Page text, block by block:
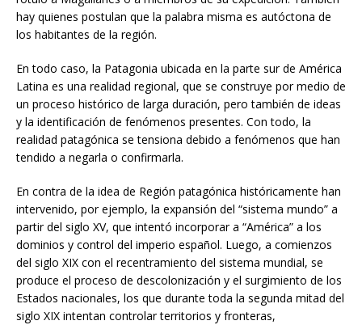
hay quienes postulan que la palabra misma es autóctona de
los habitantes de la región.
En todo caso, la Patagonia ubicada en la parte sur de América
Latina es una realidad regional, que se construye por medio de
un proceso histórico de larga duración, pero también de ideas
y la identificación de fenómenos presentes. Con todo, la
realidad patagónica se tensiona debido a fenómenos que han
tendido a negarla o confirmarla.
En contra de la idea de Región patagónica históricamente han
intervenido, por ejemplo, la expansión del “sistema mundo” a
partir del siglo XV, que intentó incorporar a “América” a los
dominios y control del imperio español. Luego, a comienzos
del siglo XIX con el recentramiento del sistema mundial, se
produce el proceso de descolonización y el surgimiento de los
Estados nacionales, los que durante toda la segunda mitad del
siglo XIX intentan controlar territorios y fronteras,